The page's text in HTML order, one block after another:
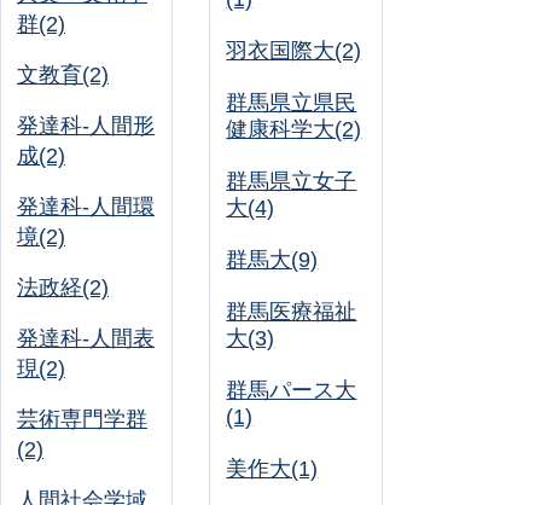
群(2)
文教育(2)
発達科-人間形
成(2)
発達科-人間環
境(2)
法政経(2)
発達科-人間表
現(2)
芸術専門学群
(2)
人間社会学域
羽衣国際大(2)
群馬県立県民
健康科学大(2)
群馬県立女子
大(4)
群馬大(9)
群馬医療福祉
大(3)
群馬パース大
(1)
美作大(1)